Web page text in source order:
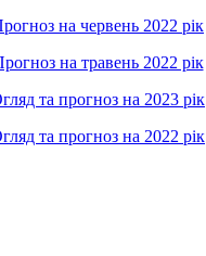
на червень 2022 рік
на травень 2022 рік
та прогноз на 2023 рік
та прогноз на 2022 рік